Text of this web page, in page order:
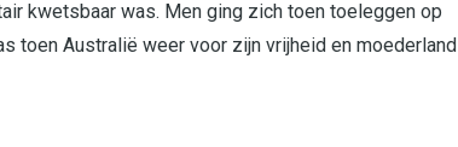
kwetsbaar was. Men ging zich toen toeleggen op
toen Australië weer voor zijn vrijheid en moederland